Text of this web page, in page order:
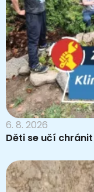
6. 8. 2026
Děti se učí